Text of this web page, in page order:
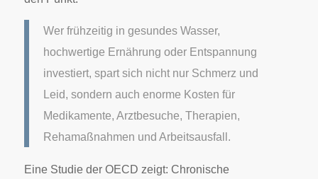
Wer frühzeitig in gesundes Wasser,
hochwertige Ernährung oder Entspannung
investiert, spart sich nicht nur Schmerz und
Leid, sondern auch enorme Kosten für
Medikamente, Arztbesuche, Therapien,
Rehamaßnahmen und Arbeitsausfall.
Eine Studie der OECD zeigt: Chronische